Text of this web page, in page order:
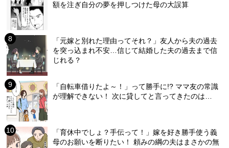
額を注ぎ自分の夢を押しつけた母の大誤算
「元嫁と別れた理由ってそれ？」友人から夫の過去
を突っ込まれ不安…信じて結婚した夫の過去まで信
じれる？
「自転車借りたよ～！」って勝手に!? ママ友の常識
が理解できない！ 次に貸してと言ってきたのは…
「育休中でしょ？手伝って！」嫁を好き勝手使う義
母のお願いを断りたい！ 頼みの綱の夫はまさかの無